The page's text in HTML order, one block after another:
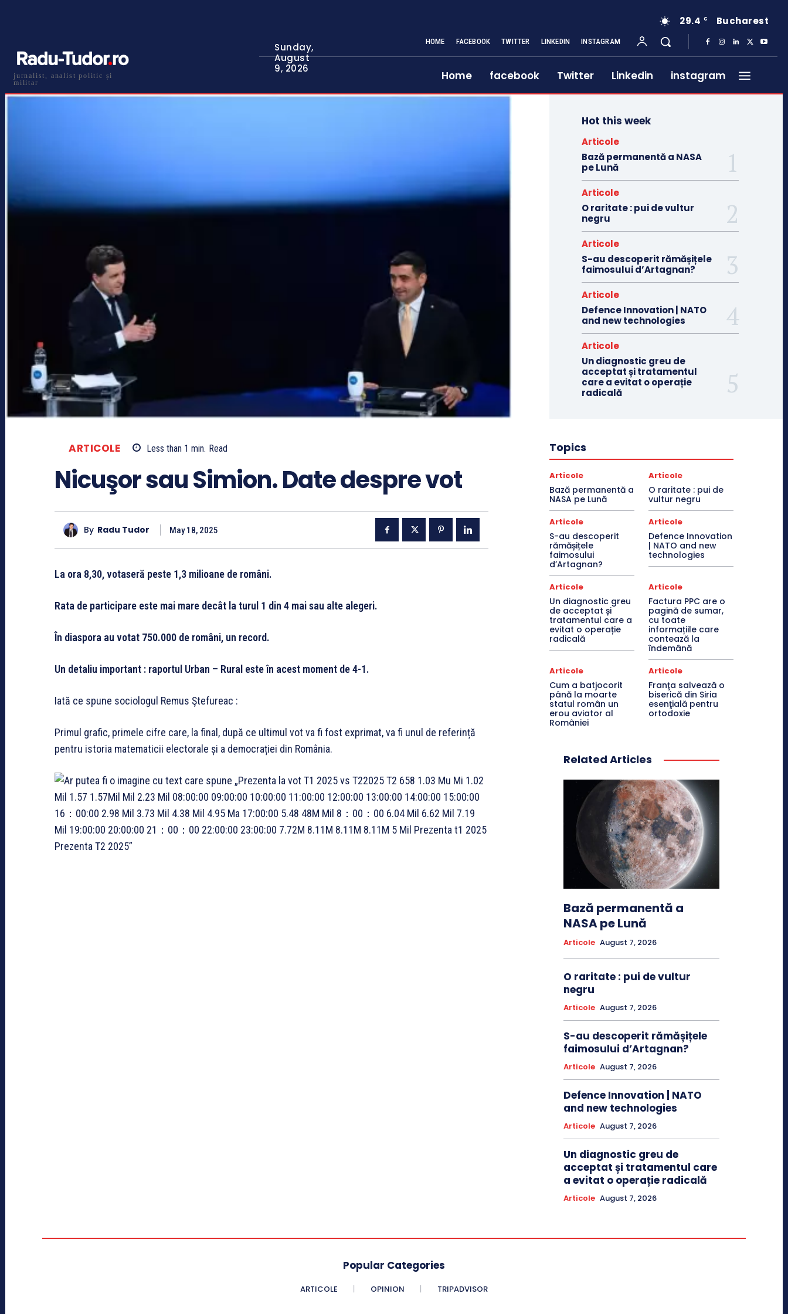
jurnalist, analist politic și
militar
Sunday,
August
9, 2026
29.4 C Bucharest
HOME FACEBOOK TWITTER LINKEDIN INSTAGRAM
Home facebook Twitter Linkedin instagram
ARTICOLE Less than 1 min. Read
Nicuşor sau Simion. Date despre vot
By Radu Tudor May 18, 2025
La ora 8,30, votaseră peste 1,3 milioane de români.
Rata de participare este mai mare decât la turul 1 din 4 mai sau alte alegeri.
În diaspora au votat 750.000 de români, un record.
Un detaliu important : raportul Urban – Rural este în acest moment de 4-1.
Iată ce spune sociologul Remus Ştefureac :
Primul grafic, primele cifre care, la final, după ce ultimul vot va fi fost exprimat, va fi unul de referință
pentru istoria matematicii electorale și a democrației din România.
Hot this week
Articole
Bază permanentă a NASA
pe Lună
Articole
O raritate : pui de vultur
negru
Articole
S-au descoperit rămășițele
faimosului d’Artagnan?
Articole
Defence Innovation | NATO
and new technologies
Articole
Un diagnostic greu de
acceptat și tratamentul
care a evitat o operație
radicală
Topics
Articole
Bază permanentă a
NASA pe Lună
Articole
O raritate : pui de
vultur negru
Articole
S-au descoperit
rămășițele
faimosului
d’Artagnan?
Articole
Defence Innovation
| NATO and new
technologies
Articole
Un diagnostic greu
de acceptat și
tratamentul care a
evitat o operație
radicală
Articole
Factura PPC are o
pagină de sumar,
cu toate
informațiile care
contează la
îndemână
Articole
Cum a batjocorit
până la moarte
statul român un
erou aviator al
României
Articole
Franţa salvează o
biserică din Siria
esenţială pentru
ortodoxie
Related Articles
Bază permanentă a
NASA pe Lună
Articole August 7, 2026
O raritate : pui de vultur
negru
Articole August 7, 2026
S-au descoperit rămășițele
faimosului d’Artagnan?
Articole August 7, 2026
Defence Innovation | NATO
and new technologies
Articole August 7, 2026
Un diagnostic greu de
acceptat și tratamentul care
a evitat o operație radicală
Articole August 7, 2026
Popular Categories
ARTICOLE OPINION TRIPADVISOR